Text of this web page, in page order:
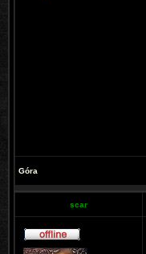
Góra
scar